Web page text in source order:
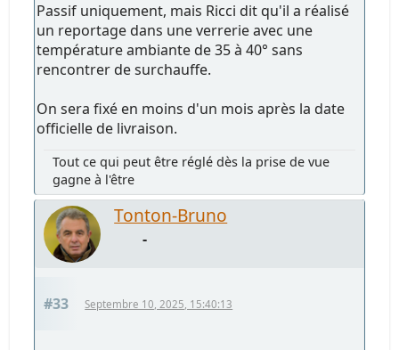
Passif uniquement, mais Ricci dit qu'il a réalisé
un reportage dans une verrerie avec une
température ambiante de 35 à 40° sans
rencontrer de surchauffe.
On sera fixé en moins d'un mois après la date
officielle de livraison.
Tout ce qui peut être réglé dès la prise de vue
gagne à l'être
Tonton-Bruno
-
#33 Septembre 10, 2025, 15:40:13